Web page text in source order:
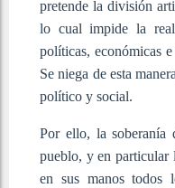
pretende la división
lo cual impide la
políticas, económicas
Se niega de esta
político y social.
Por ello, la soberanía
pueblo, y en particular
en sus manos todos